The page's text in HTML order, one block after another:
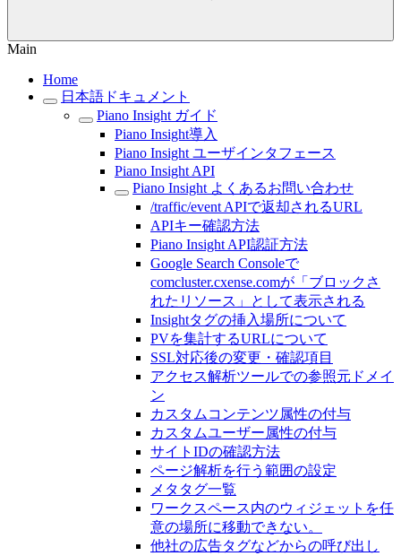
Main
Home
日本語ドキュメント
Piano Insight ガイド
Piano Insight導入
Piano Insight ユーザインタフェース
Piano Insight API
Piano Insight よくあるお問い合わせ
/traffic/event APIで返却されるURL
APIキー確認方法
Piano Insight API認証方法
Google Search Consoleで
comcluster.cxense.comが「ブロックさ
れたリソース」として表示される
Insightタグの挿入場所について
PVを集計するURLについて
SSL対応後の変更・確認項目
アクセス解析ツールでの参照元ドメイ
ン
カスタムコンテンツ属性の付与
カスタムユーザー属性の付与
サイトIDの確認方法
ページ解析を行う範囲の設定
メタタグ一覧
ワークスペース内のウィジェットを任
意の場所に移動できない。
他社の広告タグなどからの呼び出し